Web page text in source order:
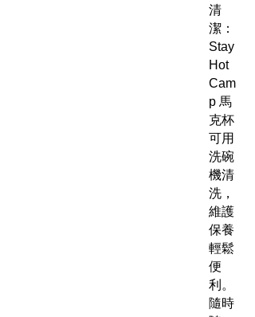
清
潔：
Stay
Hot
Cam
p 馬
克杯
可用
洗碗
機清
洗，
維護
保養
輕鬆
便
利。
隨時